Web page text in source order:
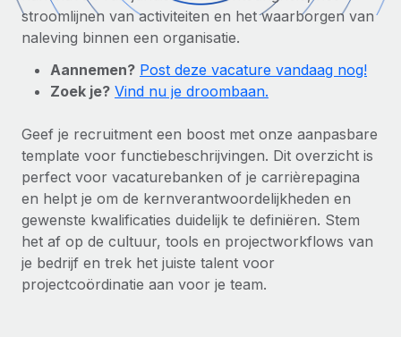
Zzp'ers internationaal onboarden en beheren
PEO
Ingewikkelde HR-taken eenvoudig uitbesteden
Remote Embedded
HR naadloos in workflows integreren
Platform
Ingebouwde essentiële HR-functies voor je team
Verbinden Nieuw
AI-tools koppelen aan Remote met onze MCP
GROEIFASE
Start-ups
Flexibele global HR en payroll solutions voor groeiende
Mid-market
Teams uitbreiden met HR solutions op maat
Enterprise
Global HR voor grote bedrijven
WERK MET ONS SAMEN
Betalingscalculator voor zzp'ers
Ontdek valuta-opties en betaalsnelheden voor
Onderzoek en gidsen
Casestudy's
HR-woordenlijst
Checklists en templates
Bibliotheek met functiebeschrijvingen
Nederlands
Français
Español
Italiano
Português (Portugal)
日本語
Inloggen
stroomlijnen van activiteiten en het waarborgen van
naleving binnen een organisatie.
Aannemen? Post deze vacature vandaag nog!
Zoek je? Vind nu je droombaan.
Geef je recruitment een boost met onze aanpasbare
template voor functiebeschrijvingen. Dit overzicht is
perfect voor vacaturebanken of je carrièrepagina
en helpt je om de kernverantwoordelijkheden en
gewenste kwalificaties duidelijk te definiëren. Stem
het af op de cultuur, tools en projectworkflows van
je bedrijf en trek het juiste talent voor
projectcoördinatie aan voor je team.